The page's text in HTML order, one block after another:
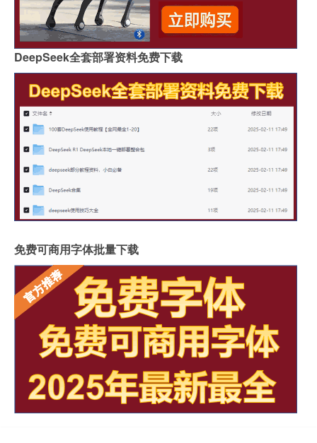
DeepSeek全套部署资料免费下载
免费可商用字体批量下载